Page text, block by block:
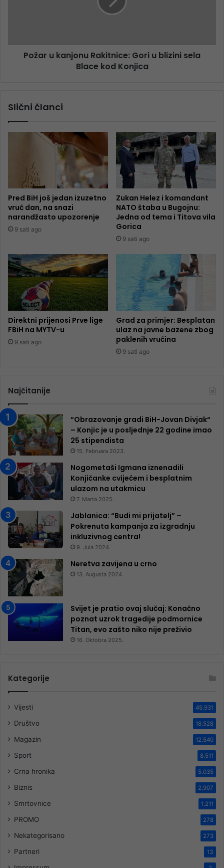
Požar u kanjonu Rakitnice: Gori u blizini sela
Blace kod Konjica
Slični članci
Pred BiH još jedan izuzetno
vruć dan, na snazi
narandžasto upozorenje
9 sati ago
Zukan Helez i komandant
NATO štaba u Bugojnu:
Jedna od tema i Titova vila
Gorica
9 sati ago
Direktni prijenosi Prve lige
FBiH na MYTV-u
9 sati ago
Grad za primjer: Besplatan
ulaz na javne bazene zbog
paklenih vrućina
9 sati ago
Najčitanije
“Obrazovanje gradi BiH-Jovan Divjak“
– Konjic je u posljednje 22 godine imao
25 ​​stipendista
15. Februara 2023.
Nogometaši Igmana iznenadili
Konjičanke cvijećem i besplatnim
ulazom na utakmicu
7. Marta 2025.
Jablanica: “Budi mi prijatelj” –
Pokrenuta kampanja za izgradnju
inkluzivnog centra!
9. Jula 2024.
Neretva zavijena u crno
13. Augusta 2024.
Svijet je pratio ovaj slučaj: Konačno
poznat uzrok tragedije podmornice
Titan, evo zašto niko nije preživio
16. Oktobra 2025.
Kategorije
Vijesti 45.931
Društvo 18.528
Magazin 12.540
Sport 8.511
Crna hronika 5.035
Biznis 2.907
Smrtovnice 1.211
PROMO 278
Nekategorisano 273
Partneri 13